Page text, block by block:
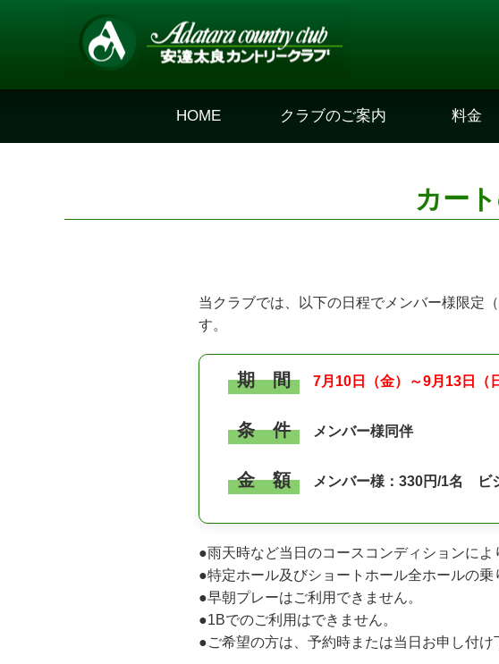
HOME クラブのご案内 料金
カー
当クラブでは、以下の日程でメンバー様限定
す。
期 間 7月10日（金）～9月13日（
条 件 メンバー様同伴
金 額 メンバー様：330円/1名 ビ
●雨天時など当日のコースコンディションによ
●特定ホール及びショートホール全ホールの乗
●早朝プレーはご利用できません。
●1Bでのご利用はできません。
●ご希望の方は、予約時または当日お申し付け